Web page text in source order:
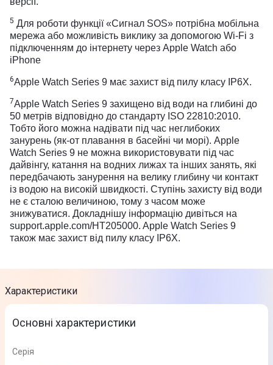
5 Для роботи функції «Сигнал SOS» потрібна мобільна
мережа або можливість виклику за допомогою Wi-Fi з
підключенням до інтернету через Apple Watch або
iPhone
6Apple Watch Series 9 має захист від пилу класу IP6X.
7Apple Watch Series 9 захищено від води на глибині до
50 метрів відповідно до стандарту ISO 22810:2010.
Тобто його можна надівати під час неглибоких
занурень (як-от плавання в басейні чи морі). Apple
Watch Series 9 не можна використовувати під час
дайвінгу, катання на водних лижах та інших занять, які
передбачають занурення на велику глибину чи контакт
із водою на високій швидкості. Ступінь захисту від води
не є сталою величиною, тому з часом може
знижуватися. Докладнішу інформацію дивіться на
support.apple.com/HT205000. Apple Watch Series 9
також має захист від пилу класу IP6X.
Характеристики
Основні характеристики
Серія